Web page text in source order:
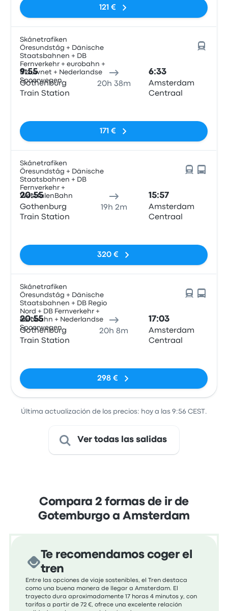
121 €
Skånetrafiken
Öresundståg + Dänische
Staatsbahnen + DB
Fernverkehr + eurobahn +
Blauwnet + Nederlandse
Spoorwegen
9:55
Gothenburg
Train Station
20h 38m
6:33
Amsterdam
Centraal
171 €
Skånetrafiken
Öresundståg + Dänische
Staatsbahnen + DB
Fernverkehr +
WestfalenBahn
20:55
Gothenburg
Train Station
19h 2m
15:57
Amsterdam
Centraal
320 €
Skånetrafiken
Öresundståg + Dänische
Staatsbahnen + DB Regio
Nord + DB Fernverkehr +
eurobahn + Nederlandse
Spoorwegen
20:55
Gothenburg
Train Station
20h 8m
17:03
Amsterdam
Centraal
298 €
Última actualización de los precios: hoy a las 9:56 CEST.
Ver todas las salidas
Compara 2 formas de ir de
Gotemburgo a Amsterdam
Te recomendamos coger el
tren
Entre las opciones de viaje sostenibles, el Tren destaca
como una buena manera de llegar a Amsterdam. El
trayecto dura aproximadamente 17 horas 4 minutos y, con
tarifas a partir de 72 €, ofrece una excelente relación